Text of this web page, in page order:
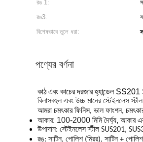
রঙ 1:
রঙ3:
বিশেষভাবে তুলে ধরা:
পণ্যের বর্ণনা
কাঠ এবং কাচের দরজার হ্যান্ডেল
বিলাসবহুল এবং উচ্চ মানের স্টেইনলেস
আমরা চমৎকার ফিনিস, ভাল ফাংশন,
আকার: 100-2000 মিমি দৈর্ঘ্য, আকার
উপাদান: স্টেইনলেস স্টীল SUS201,
রঙ: সাটিন, পোলিশ (মিরর), সাটিন +